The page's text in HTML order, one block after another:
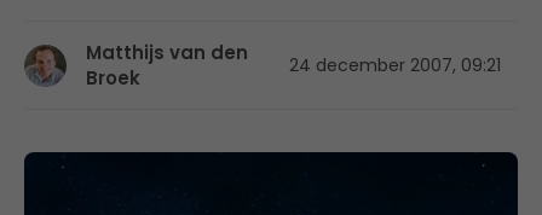
Matthijs van den
Broek
24 december 2007, 09:21